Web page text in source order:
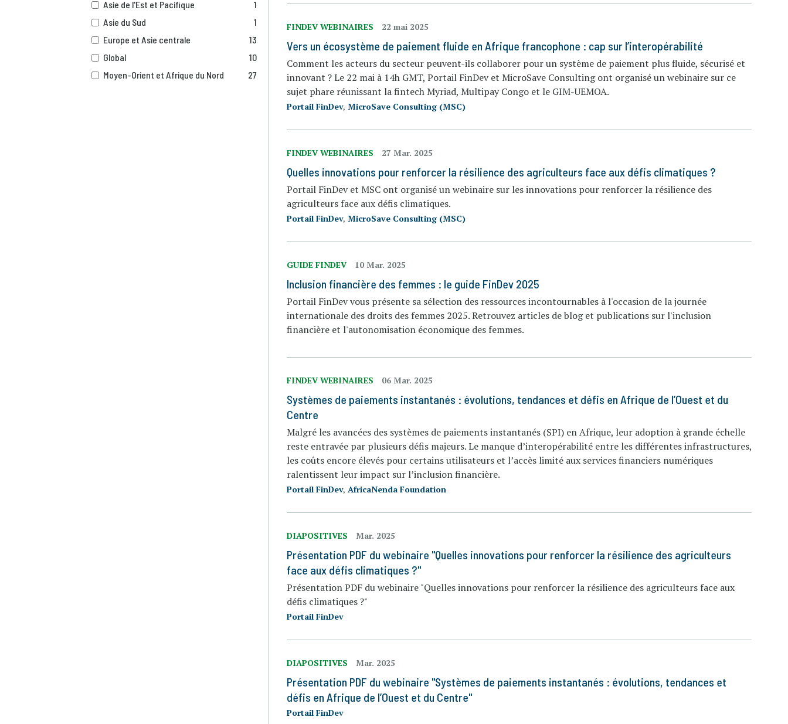
FINDEV WEBINAIRES 22 mai 2025
Vers un écosystème de paiement fluide en Afrique francophone : cap sur l’interopérabilité
Comment les acteurs du secteur peuvent-ils collaborer pour un système de paiement plus fluide, sécurisé et
innovant ? Le 22 mai à 14h GMT, Portail FinDev et MicroSave Consulting ont organisé un webinaire sur ce
sujet phare réunissant la fintech Myriad, Multipay Congo et le GIM-UEMOA.
Portail FinDev, MicroSave Consulting (MSC)
FINDEV WEBINAIRES 27 Mar. 2025
Quelles innovations pour renforcer la résilience des agriculteurs face aux défis climatiques ?
Portail FinDev et MSC ont organisé un webinaire sur les innovations pour renforcer la résilience des
agriculteurs face aux défis climatiques.
Portail FinDev, MicroSave Consulting (MSC)
GUIDE FINDEV 10 Mar. 2025
Inclusion financière des femmes : le guide FinDev 2025
Portail FinDev vous présente sa sélection des ressources incontournables à l'occasion de la journée
internationale des droits des femmes 2025. Retrouvez articles de blog et publications sur l'inclusion
financière et l'autonomisation économique des femmes.
FINDEV WEBINAIRES 06 Mar. 2025
Systèmes de paiements instantanés : évolutions, tendances et défis en Afrique de l’Ouest et du
Centre
Malgré les avancées des systèmes de paiements instantanés (SPI) en Afrique, leur adoption à grande échelle
reste entravée par plusieurs défis majeurs. Le manque d’interopérabilité entre les différentes infrastructures,
les coûts encore élevés pour certains utilisateurs et l’accès limité aux services financiers numériques
ralentissent leur impact sur l’inclusion financière.
Portail FinDev, AfricaNenda Foundation
DIAPOSITIVES Mar. 2025
Présentation PDF du webinaire "Quelles innovations pour renforcer la résilience des agriculteurs
face aux défis climatiques ?"
Présentation PDF du webinaire "Quelles innovations pour renforcer la résilience des agriculteurs face aux
défis climatiques ?"
Portail FinDev
DIAPOSITIVES Mar. 2025
Présentation PDF du webinaire "Systèmes de paiements instantanés : évolutions, tendances et
défis en Afrique de l’Ouest et du Centre"
Portail FinDev
Asie de l'Est et Pacifique
1
Asie du Sud
1
Europe et Asie centrale
13
Global
10
Moyen-Orient et Afrique du Nord
27